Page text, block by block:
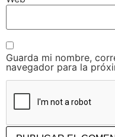
Guarda mi nombre,
navegador para la